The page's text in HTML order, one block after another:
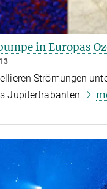
in Europas
Strömungen
Jupitertrabanten